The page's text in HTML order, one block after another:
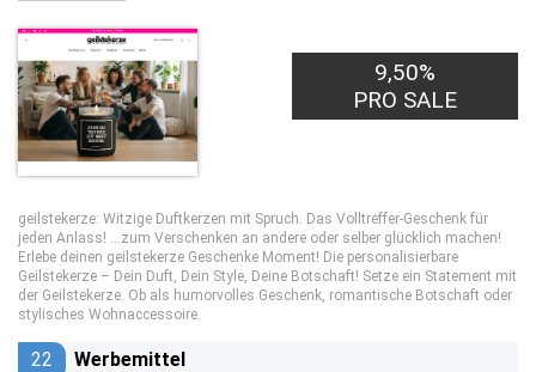
9,50%
PRO SALE
geilstekerze: Witzige Duftkerzen mit Spruch. Das Volltreffer-Geschenk für
jeden Anlass! …zum Verschenken an andere oder selber glücklich machen!
Erlebe deinen geilstekerze Geschenke Moment! Die personalisierbare
Geilstekerze – Dein Duft, Dein Style, Deine Botschaft! Setze ein Statement mit
der Geilstekerze. Ob als humorvolles Geschenk, romantische Botschaft oder
stylisches Wohnaccessoire.
22 Werbemittel